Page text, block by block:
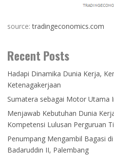
source:tradingeconomics.com
Recent Posts
Hadapi Dinamika Dunia Kerja,
Ketenagakerjaan
Sumatera sebagai Motor Utama
Menjawab Kebutuhan Dunia
Kompetensi Lulusan Perguruan
Penumpang Mengambil Bagasi
Badaruddin II, Palembang